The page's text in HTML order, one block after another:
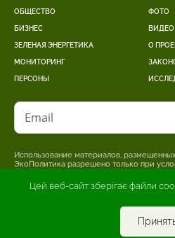
Цей веб-сайт зберігає файли
ОБЩЕСТВО
БИЗНЕС
ЗЕЛЕНАЯ ЭНЕРГЕТИКА
МОНИТОРИНГ
ПЕРСОНЫ
ФОТО
ВИДЕО
О
Email
Использование материалов,
ЭкоПолитика разрешено только при
систем, гиперссылки на страницу, где
материале. За достоверность
материалах, несет ответственность